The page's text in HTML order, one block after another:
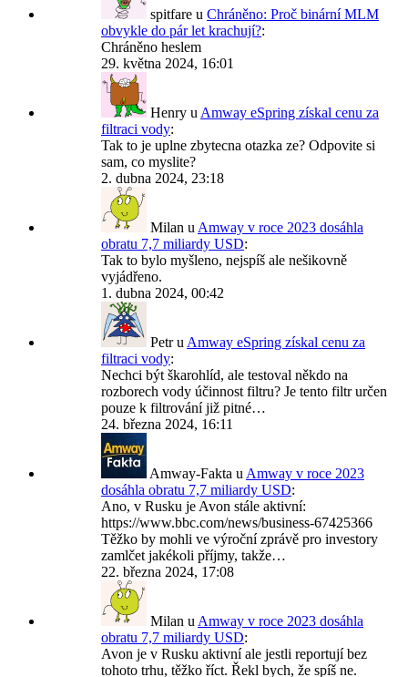
spitfare u Chráněno: Proč binární MLM
obvykle do pár let krachují?:
Chráněno heslem
29. května 2024, 16:01
Henry u Amway eSpring získal cenu za
filtraci vody:
Tak to je uplne zbytecna otazka ze? Odpovite si
sam, co myslite?
2. dubna 2024, 23:18
Milan u Amway v roce 2023 dosáhla
obratu 7,7 miliardy USD:
Tak to bylo myšleno, nejspíš ale nešikovně
vyjádřeno.
1. dubna 2024, 00:42
Petru Amway eSpring získal cenu za
filtraci vody:
Nechci být škarohlíd, ale testoval někdo na
rozborech vody účinnost filtru? Je tento filtr určen
pouze k filtrování již pitné…
24. března 2024, 16:11
Amway-Fakta u Amway v roce 2023
dosáhla obratu 7,7 miliardy USD:
Ano, v Rusku je Avon stále aktivní:
https://www.bbc.com/news/business-67425366
Těžko by mohli ve výroční zprávě pro investory
zamlčet jakékoli příjmy, takže…
22. března 2024, 17:08
Milan u Amway v roce 2023 dosáhla
obratu 7,7 miliardy USD:
Avon je v Rusku aktivní ale jestli reportují bez
tohoto trhu, těžko říct. Řekl bych, že spíš ne.